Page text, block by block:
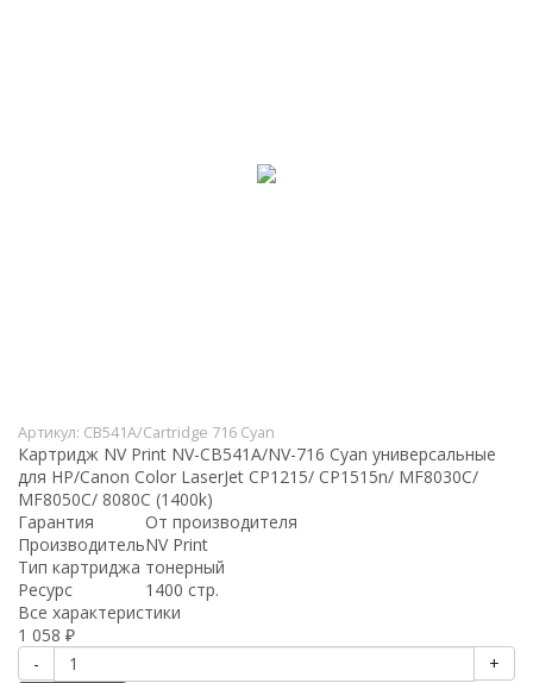
Артикул: CB541A/Cartridge 716 Cyan
Картридж NV Print NV-CB541A/NV-716 Cyan универсальные
для HP/Canon Color LaserJet CP1215/ CP1515n/ MF8030C/
MF8050C/ 8080C (1400k)
Гарантия
От производителя
ПроизводительNV Print
Тип картриджа тонерный
Ресурс
1400 стр.
Все характеристики
1 058 ₽
-
+